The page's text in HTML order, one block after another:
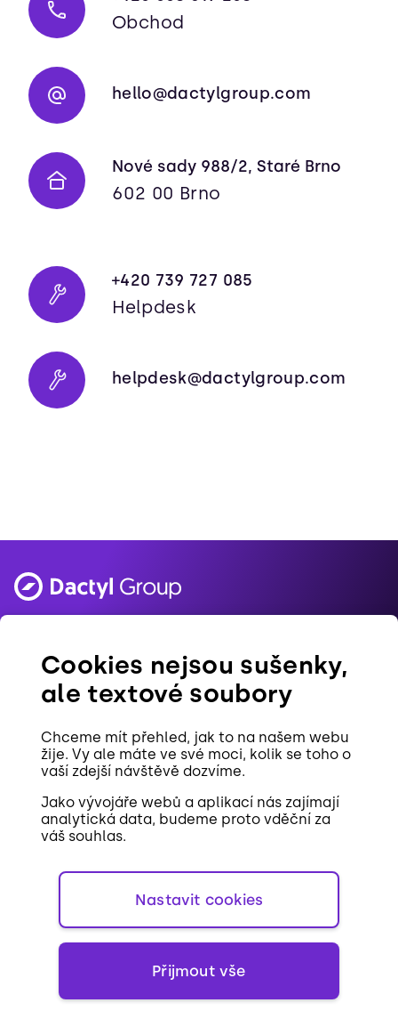
Obchod
hello@dactylgroup.com
Nové sady 988/2, Staré Brno
602 00 Brno
+420 739 727 085
Helpdesk
helpdesk@dactylgroup.com
Cookies nejsou sušenky,
ale textové soubory
Chceme mít přehled, jak to na našem webu
žije. Vy ale máte ve své moci, kolik se toho o
vaší zdejší návštěvě dozvíme.
Jako vývojáře webů a aplikací nás zajímají
analytická data, budeme proto vděční za
váš souhlas.
Nastavit cookies
Přijmout vše
Domů
Služby
Blog
Reference
Pracovní pozice
Kontakt